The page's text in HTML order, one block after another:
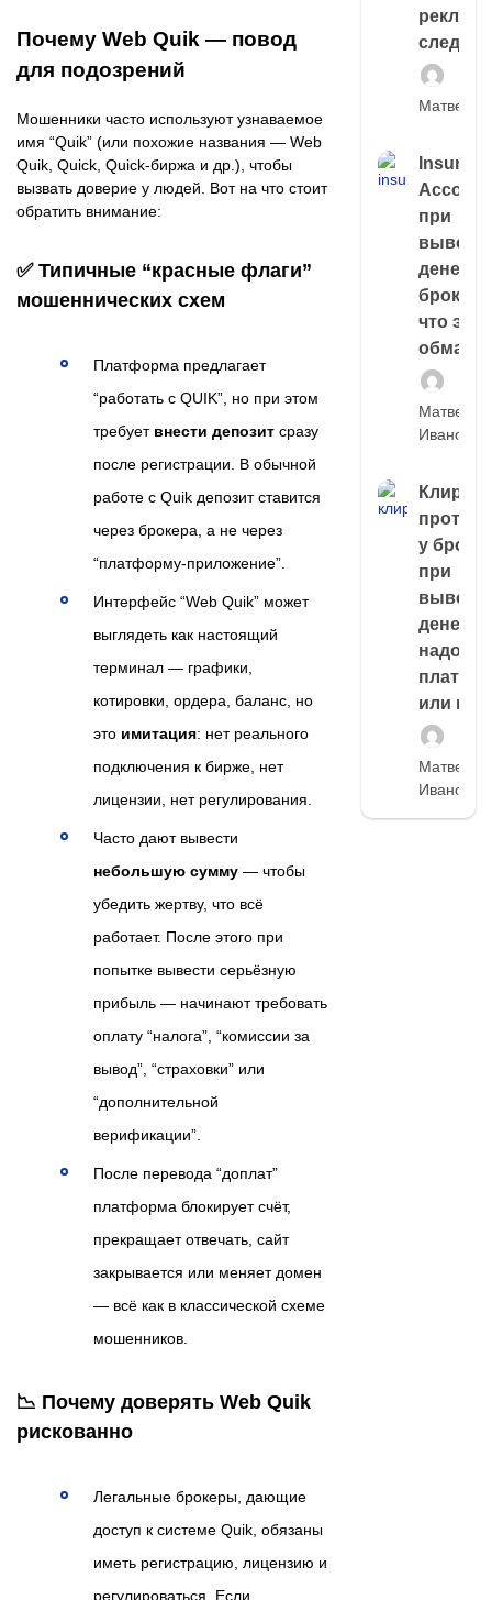
Почему Web Quik — повод
для подозрений
Мошенники часто используют узнаваемое
имя “Quik” (или похожие названия — Web
Quik, Quick, Quick-биржа и др.), чтобы
вызвать доверие у людей. Вот на что стоит
обратить внимание:
✅ Типичные “красные флаги”
мошеннических схем
Платформа предлагает
“работать с QUIK”, но при этом
требует внести депозит сразу
после регистрации. В обычной
работе с Quik депозит ставится
через брокера, а не через
“платформу-приложение”.
Интерфейс “Web Quik” может
выглядеть как настоящий
терминал — графики,
котировки, ордера, баланс, но
это имитация: нет реального
подключения к бирже, нет
лицензии, нет регулирования.
Часто дают вывести
небольшую сумму — чтобы
убедить жертву, что всё
работает. После этого при
попытке вывести серьёзную
прибыль — начинают требовать
оплату “налога”, “комиссии за
вывод”, “страховки” или
“дополнительной
верификации”.
После перевода “доплат”
платформа блокирует счёт,
прекращает отвечать, сайт
закрывается или меняет домен
— всё как в классической схеме
мошенников.
📉 Почему доверять Web Quik
рискованно
Легальные брокеры, дающие
доступ к системе Quik, обязаны
иметь регистрацию, лицензию и
регулироваться. Если
следа
Матвей
Account
при
выводе
денег у
что это,
обман?
Матвей
Иванов
Клиринг
у
при
выводе
денег,
надо
платить
или
Матвей
Иванов